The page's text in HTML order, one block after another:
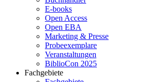
E-books
Open Access
Open EBA
Marketing & Presse
Probeexemplare
Veranstaltungen
BiblioCon 2025
Fachgebiete